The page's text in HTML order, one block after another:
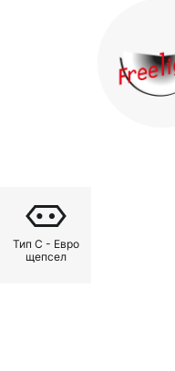
Тип C - Евро
щепсел